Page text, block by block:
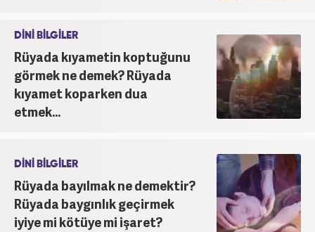
DİNİ BİLGİLER
Rüyada kıyametin koptuğunu
görmek ne demek? Rüyada
kıyamet koparken dua
etmek...
DİNİ BİLGİLER
Rüyada bayılmak ne demektir?
Rüyada baygınlık geçirmek
iyiye mi kötüye mi işaret?